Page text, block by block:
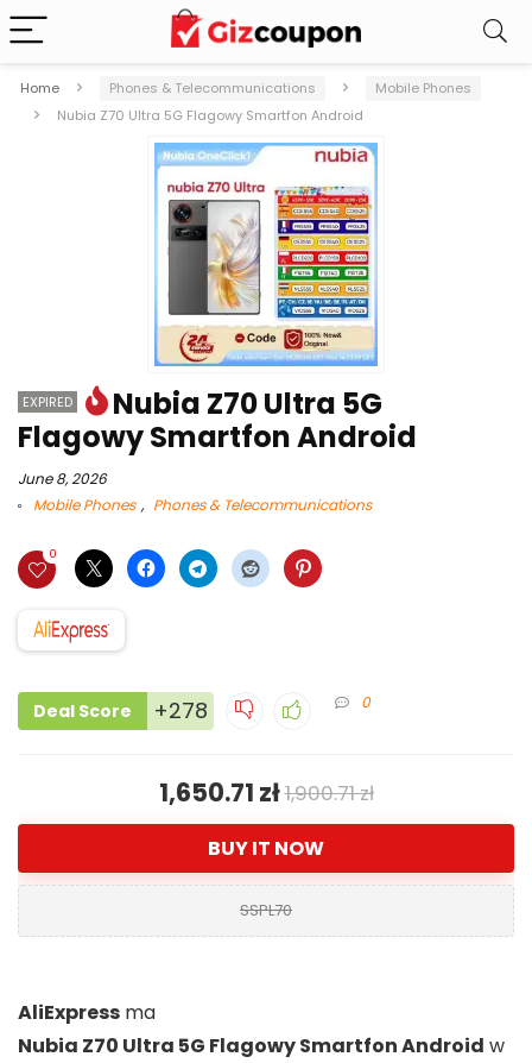
Home Phones & Telecommunications
Mobile Phones
Nubia Z70 Ultra 5G Flagowy Smartfon Android
EXPIRED
Nubia Z70 Ultra 5G
Flagowy Smartfon Android
June 8, 2026
Mobile Phones , Phones & Telecommunications
0
Deal Score +278 0
1,650.71 zł1,900.71 zł
BUY IT NOW
SSPL70
AliExpress ma
Nubia Z70 Ultra 5G Flagowy Smartfon Android w